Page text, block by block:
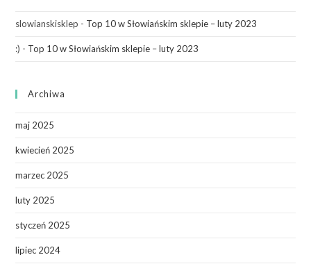
slowianskisklep - Top 10 w Słowiańskim sklepie – luty 2023
:) - Top 10 w Słowiańskim sklepie – luty 2023
Archiwa
maj 2025
kwiecień 2025
marzec 2025
luty 2025
styczeń 2025
lipiec 2024